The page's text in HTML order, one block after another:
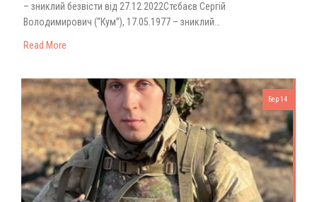
– зниклий безвісти від 27.12.2022Стєбаєв Сергій
Володимирович (“Кум”), 17.05.1977 – зниклий…
Read More
Бер 14